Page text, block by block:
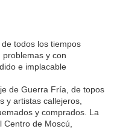
todos los tiempos
y con
e implacable
de Guerra Fría, de topos
y artistas callejeros,
y comprados. La
de Moscú,